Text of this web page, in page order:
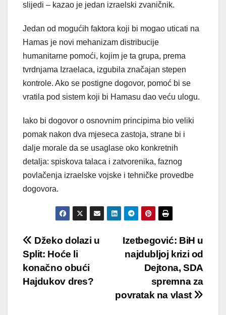
slijedi – kazao je jedan izraelski zvaničnik.
Jedan od mogućih faktora koji bi mogao uticati na
Hamas je novi mehanizam distribucije
humanitarne pomoći, kojim je ta grupa, prema
tvrdnjama Izraelaca, izgubila značajan stepen
kontrole. Ako se postigne dogovor, pomoć bi se
vratila pod sistem koji bi Hamasu dao veću ulogu.
Iako bi dogovor o osnovnim principima bio veliki
pomak nakon dva mjeseca zastoja, strane bi i
dalje morale da se usaglase oko konkretnih
detalja: spiskova talaca i zatvorenika, faznog
povlačenja izraelske vojske i tehničke provedbe
dogovora.
Post
navigation
Izetbegović: BiH u
najdubljoj krizi od
Dejtona, SDA
spremna za
povratak na vlast
Džeko dolazi u
Split: Hoće li
konačno obući
Hajdukov dres?